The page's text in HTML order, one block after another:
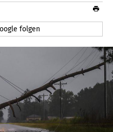
folgen